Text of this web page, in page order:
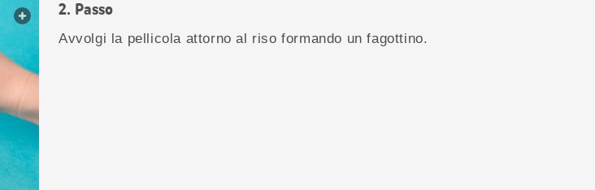
web.lightbox.openLink
Passo
Avvolgi la pellicola attorno al riso formando un fagottino.